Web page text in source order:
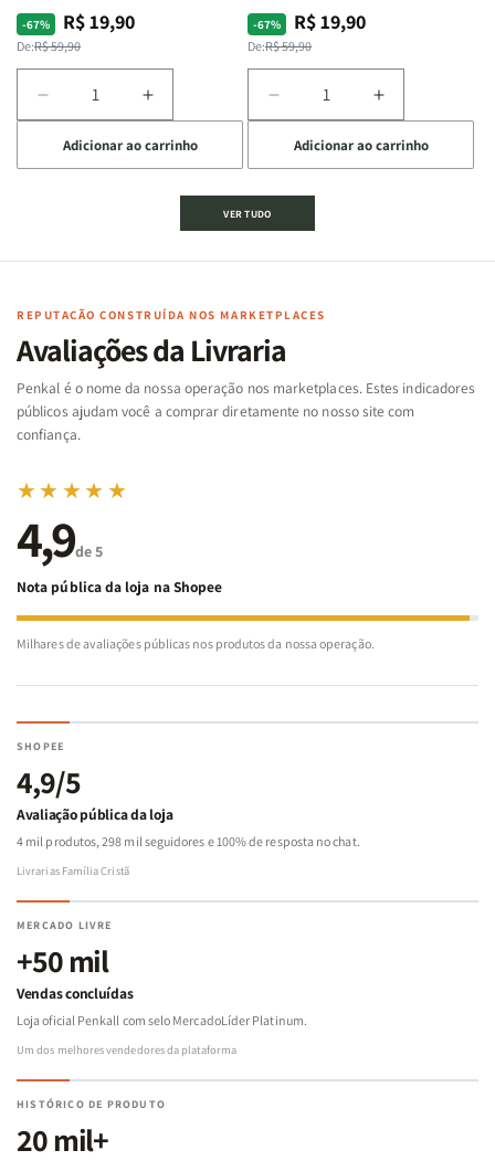
-67%
Preço
normal
De:R$ 59,90
Preço
promocional
R$ 19,90
Diminuir
a
quantidade
de
Cartas
Famílias
Bíblia
-
Penkal
Aumentar
a
quantidade
de
Jogo
Cartas
Famílias
da
Bíblia
-
Penkal
Adicionar ao carrinho
-67%
Preço
normal
De:R$ 59,90
Preço
promocional
R$ 19,90
Diminuir
a
quantidade
de
Jogo
|
de
Aumentar
a
quantidade
de
|
Adicionar ao carrinho
VER TUDO
REPUTAÇÃO CONSTRUÍDA NOS MARKETPLACES
Avaliações da Livraria
Penkal é o nome da nossa operação nos marketplaces. Estes indicadores
públicos ajudam você a comprar diretamente no nosso site com
confiança.
★★★★★
4,9de 5
Nota pública da loja na Shopee
Milhares de avaliações públicas nos produtos da nossa operação.
SHOPEE
4,9/5
Avaliação pública da loja
4 mil produtos, 298 mil seguidores e 100% de resposta no chat.
Livrarias Família Cristã
MERCADO LIVRE
+50 mil
Vendas concluídas
Loja oficial Penkall com selo MercadoLíder Platinum.
Um dos melhores vendedores da plataforma
HISTÓRICO DE PRODUTO
20 mil+